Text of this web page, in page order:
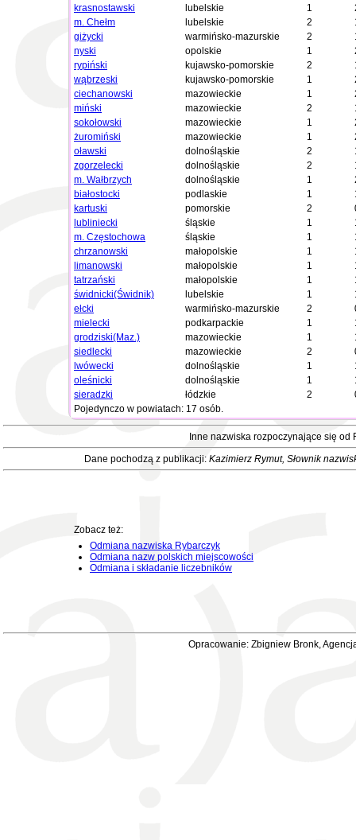
krasnostawski
lubelskie 1
m. Chełm
lubelskie 2
giżycki
warmińsko-mazurskie 2
nyski
opolskie 1
rypiński
kujawsko-pomorskie 2
wąbrzeski
kujawsko-pomorskie 1
ciechanowski
mazowieckie 1
miński
mazowieckie 2
sokołowski
mazowieckie 1
żuromiński
mazowieckie 1
oławski
dolnośląskie 2
zgorzelecki
dolnośląskie 2
m. Wałbrzych
dolnośląskie 1
białostocki
podlaskie 1
kartuski
pomorskie 2
lubliniecki
śląskie 1
m. Częstochowa
śląskie 1
chrzanowski
małopolskie 1
limanowski
małopolskie 1
tatrzański
małopolskie 1
świdnicki(Świdnik)
lubelskie 1
ełcki
warmińsko-mazurskie 2
mielecki
podkarpackie 1
grodziski(Maz.)
mazowieckie 1
siedlecki
mazowieckie 2
lwówecki
dolnośląskie 1
oleśnicki
dolnośląskie 1
sieradzki
łódzkie 2
Pojedynczo w powiatach: 17 osób.
Inne nazwiska rozpoczynające się od
Dane pochodzą z publikacji: Kazimierz Rymut, Słownik
Zobacz też:
Odmiana nazwiska Rybarczyk
Odmiana nazw polskich miejscowości
Odmiana i składanie liczebników
Opracowanie: Zbigniew Bronk,